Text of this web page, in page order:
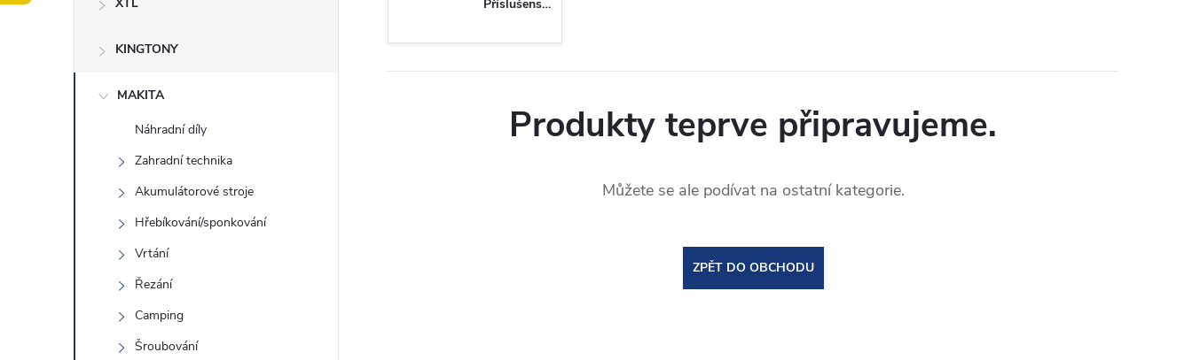
r
KINGTONY
MAKITA
Náhradní díly
Zahradní technika
Akumulátorové stroje
Hřebíkování/sponkování
Vrtání
Řezání
Camping
Šroubování
Příslušenství
Produkty teprve připravujeme.
Můžete se ale podívat na ostatní kategorie.
ZPĚT DO OBCHODU